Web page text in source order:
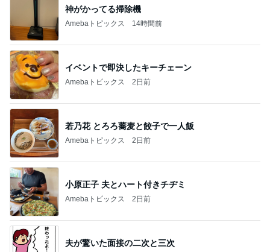
神がかってる掃除機
Amebaトピックス 14時間前
イベントで即決したキーチェーン
Amebaトピックス 2日前
若乃花 とろろ蕎麦と餃子で一人飯
Amebaトピックス 2日前
小原正子 夫とハート付きチヂミ
Amebaトピックス 2日前
夫が驚いた面接の二次と三次